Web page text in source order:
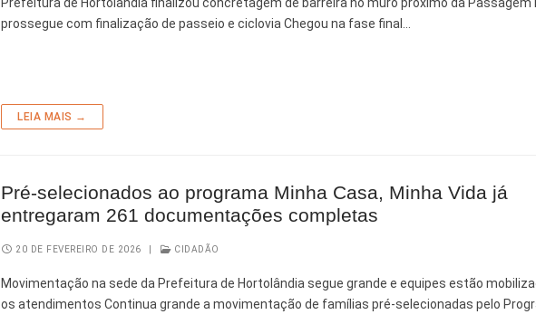
prossegue com finalização de passeio e ciclovia Chegou na fase final…
LEIA MAIS →
Pré-selecionados ao programa Minha Casa, Minha Vida já
entregaram 261 documentações completas
20 DE FEVEREIRO DE 2026 CIDADÃO
Movimentação na sede da Prefeitura de Hortolândia segue grande e equipes estão
os atendimentos Continua grande a movimentação de famílias pré-selecionadas pelo